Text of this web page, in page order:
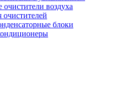
воздуха
очистителей
блоки